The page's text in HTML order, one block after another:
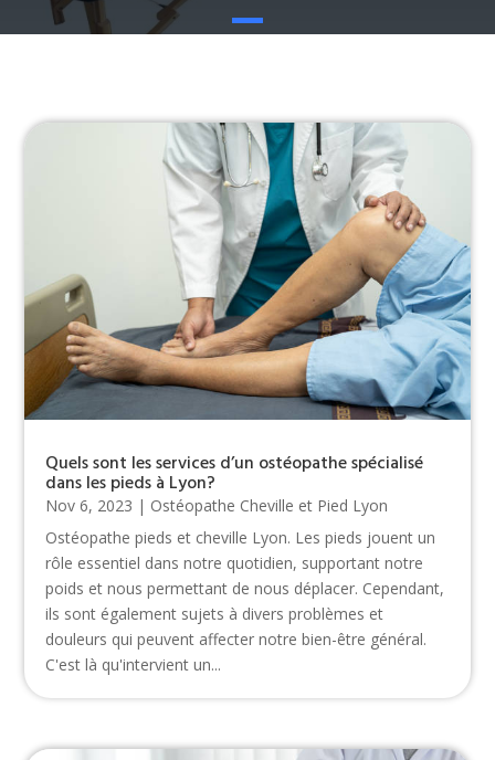
Quels sont les services d’un ostéopathe spécialisé
dans les pieds à Lyon?
Nov 6, 2023 | Ostéopathe Cheville et Pied Lyon
Ostéopathe pieds et cheville Lyon. Les pieds jouent un
rôle essentiel dans notre quotidien, supportant notre
poids et nous permettant de nous déplacer. Cependant,
ils sont également sujets à divers problèmes et
douleurs qui peuvent affecter notre bien-être général.
C'est là qu'intervient un...